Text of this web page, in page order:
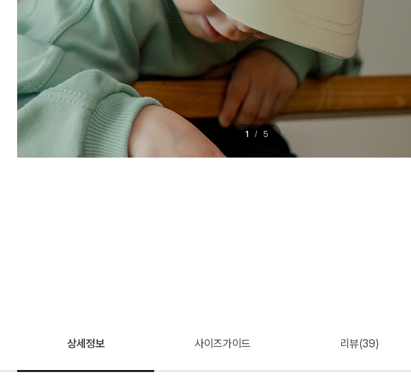
1 / 5
상세정보 사이즈가이드 리뷰(39)